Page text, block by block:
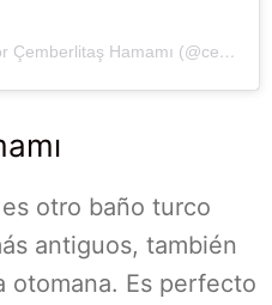
Una publicación compartida por Çemberlitaş Hamamı (@cemberlitashamami)
es otro baño turco
antiguos, también
otomana. Es perfecto